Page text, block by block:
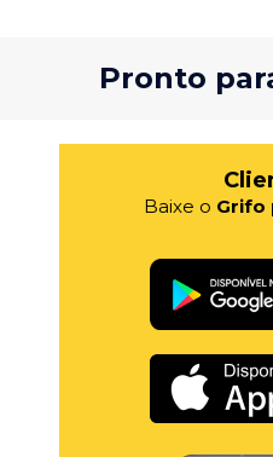
Pronto
Baixe o Grifo